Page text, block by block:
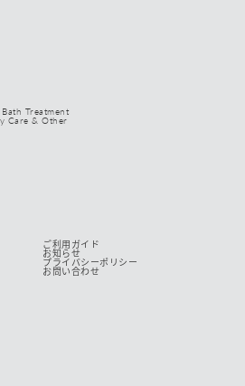
Treatment
Care & Other
ご利用ガイド
お知らせ
プライバシーポリシー
お問い合わせ